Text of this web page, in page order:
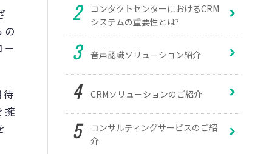
擁
コンタクトセンターにおけるCRM
システムの重要性とは?
音声認識ソリューション紹介
CRMソリューションのご紹介
コンサルティングサービスのご紹
介